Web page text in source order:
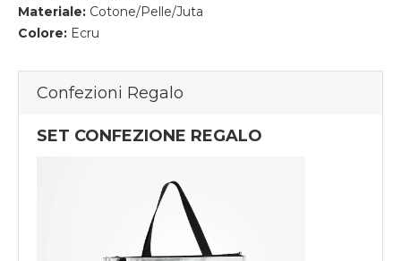
Materiale: Cotone/Pelle/Juta
Colore: Ecru
Confezioni Regalo
SET CONFEZIONE REGALO